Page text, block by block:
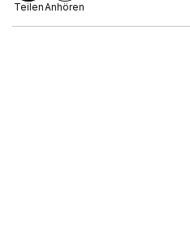
TeilenAnhören